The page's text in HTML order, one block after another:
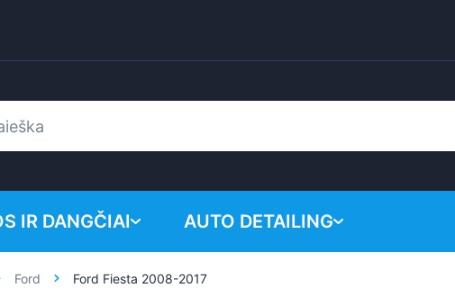
IR DANGČIAI AUTO DETAILING
Ford Ford Fiesta 2008-2017